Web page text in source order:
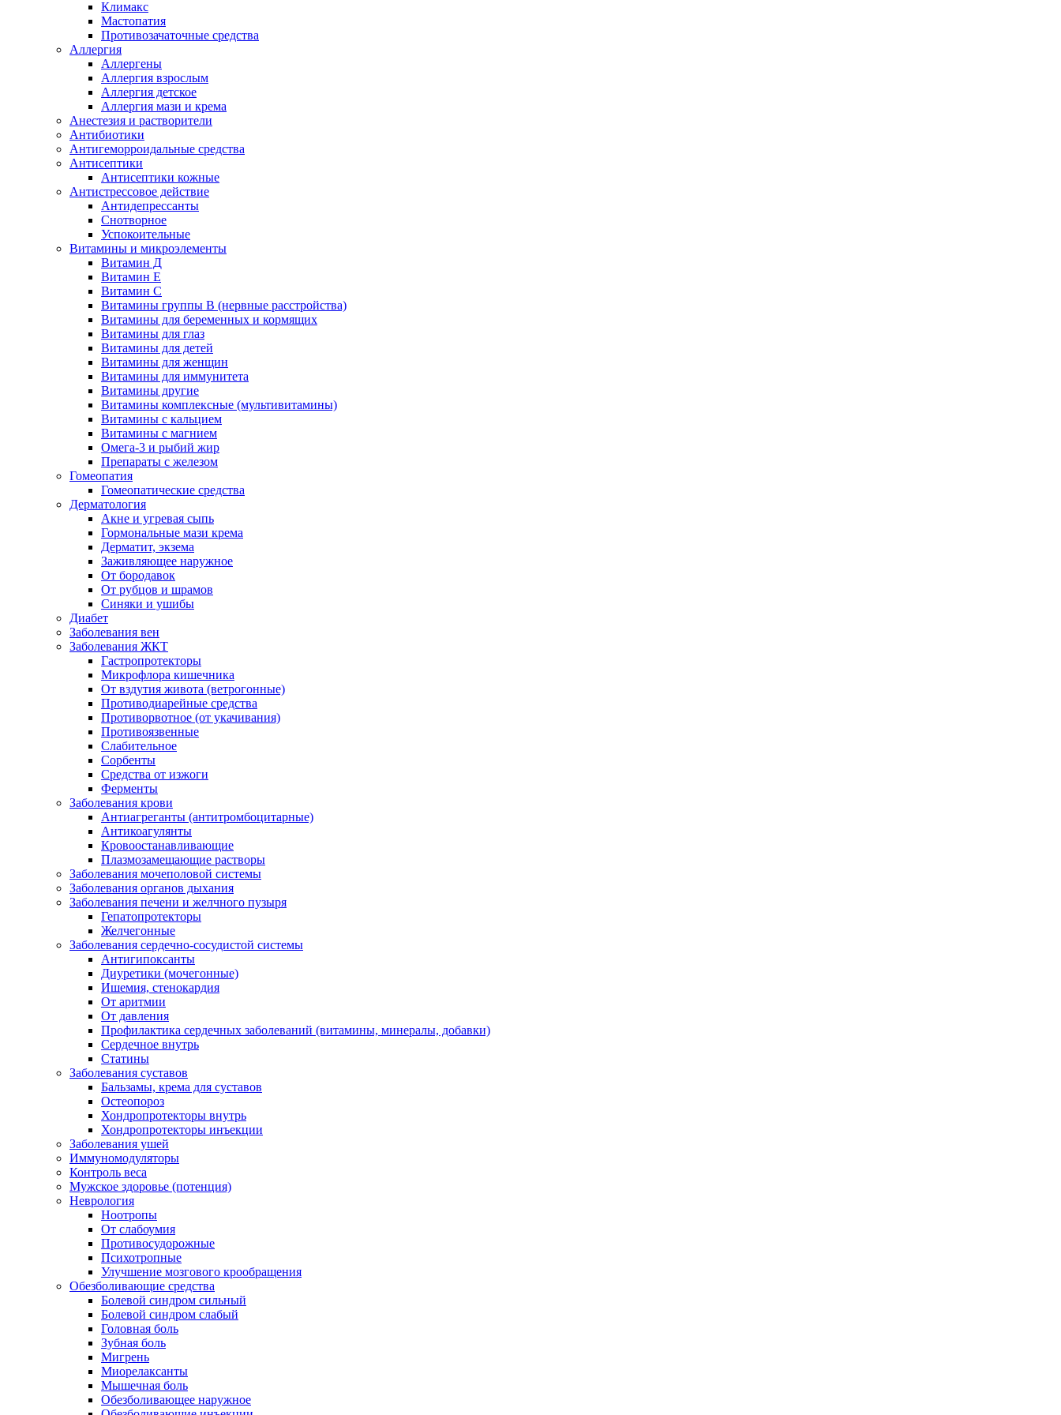
Климакс
Мастопатия
Противозачаточные средства
Аллергия
Аллергены
Аллергия взрослым
Аллергия детское
Аллергия мази и крема
Анестезия и растворители
Антибиотики
Антигеморроидальные средства
Антисептики
Антисептики кожные
Антистрессовое действие
Антидепрессанты
Снотворное
Успокоительные
Витамины и микроэлементы
Витамин Д
Витамин Е
Витамин С
Витамины группы В (нервные расстройства)
Витамины для беременных и кормящих
Витамины для глаз
Витамины для детей
Витамины для женщин
Витамины для иммунитета
Витамины другие
Витамины комплексные (мультивитамины)
Витамины с кальцием
Витамины с магнием
Омега-3 и рыбий жир
Препараты с железом
Гомеопатия
Гомеопатические средства
Дерматология
Акне и угревая сыпь
Гормональные мази крема
Дерматит, экзема
Заживляющее наружное
От бородавок
От рубцов и шрамов
Синяки и ушибы
Диабет
Заболевания вен
Заболевания ЖКТ
Гастропротекторы
Микрофлора кишечника
От вздутия живота (ветрогонные)
Противодиарейные средства
Противорвотное (от укачивания)
Противоязвенные
Слабительное
Сорбенты
Средства от изжоги
Ферменты
Заболевания крови
Антиагреганты (антитромбоцитарные)
Антикоагулянты
Кровоостанавливающие
Плазмозамещающие растворы
Заболевания мочеполовой системы
Заболевания органов дыхания
Заболевания печени и желчного пузыря
Гепатопротекторы
Желчегонные
Заболевания сердечно-сосудистой системы
Антигипоксанты
Диуретики (мочегонные)
Ишемия, стенокардия
От аритмии
От давления
Профилактика сердечных заболеваний (витамины, минералы, добавки)
Сердечное внутрь
Статины
Заболевания суставов
Бальзамы, крема для суставов
Остеопороз
Хондропротекторы внутрь
Хондропротекторы инъекции
Заболевания ушей
Иммуномодуляторы
Контроль веса
Мужское здоровье (потенция)
Неврология
Ноотропы
От слабоумия
Противосудорожные
Психотропные
Улучшение мозгового крообращения
Обезболивающие средства
Болевой синдром сильный
Болевой синдром слабый
Головная боль
Зубная боль
Мигрень
Миорелаксанты
Мышечная боль
Обезболивающее наружное